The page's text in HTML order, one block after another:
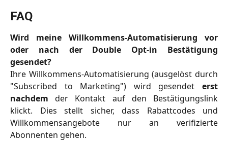
FAQ
Wird meine Willkommens-Automatisierung vor
oder nach der Double Opt-in Bestätigung
gesendet?
Ihre Willkommens-Automatisierung (ausgelöst durch
"Subscribed to Marketing") wird gesendet erst
nachdem der Kontakt auf den Bestätigungslink
klickt. Dies stellt sicher, dass Rabattcodes und
Willkommensangebote nur an verifizierte
Abonnenten gehen.